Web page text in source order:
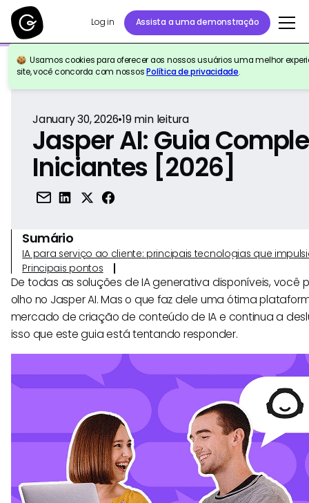
Log in Assista a uma demonstração
Usamos cookies para oferecer aos nossos usuários uma melhor
site, você concorda com nossosPolítica de privacidade.
Voltar para a referência
January 30, 2026•19min leitura
Jasper AI: Guia
Iniciantes [2026]
Sumário
IA para serviço ao cliente: principais tecnologias que
Principais pontos
De todas as soluções de IA generativa disponíveis, você
olho no Jasper AI. Mas o que faz dele uma ótima
mercado de criação de conteúdo de IA e continua a
isso que este guia está tentando responder.